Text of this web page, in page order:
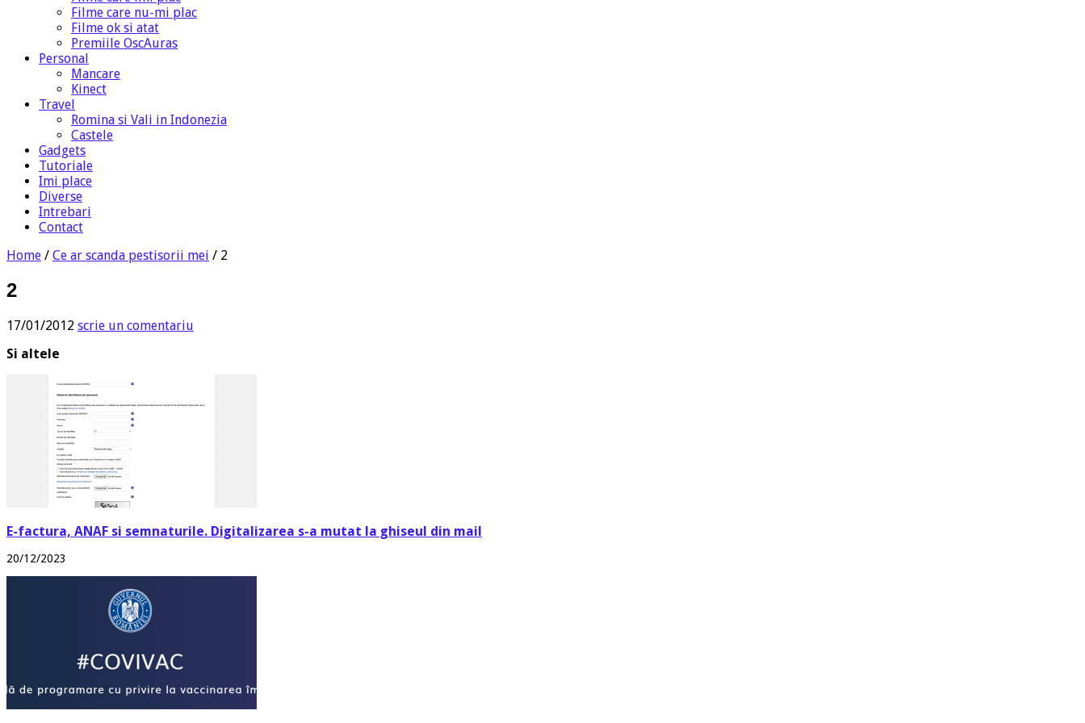
Filme care nu-mi plac
Filme ok si atat
Premiile OscAuras
Personal
Mancare
Kinect
Travel
Romina si Vali in Indonezia
Castele
Gadgets
Tutoriale
Imi place
Diverse
Intrebari
Contact
Home / Ce ar scanda pestisorii mei / 2
2
17/01/2012 scrie un comentariu
Si altele
E-factura, ANAF si semnaturile. Digitalizarea s-a mutat la ghiseul din mail
20/12/2023